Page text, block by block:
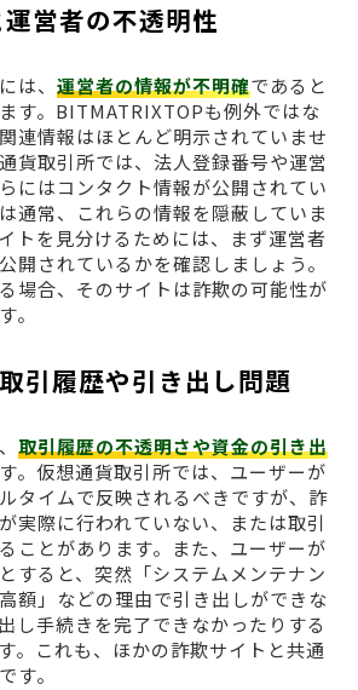
営者の不透明性
は、 運営者の情報が不明確であると
す。BITMATRIXTOPも例外ではな
連情報はほとんど明示されていませ
貨取引所では、法人登録番号や運営
にはコンタクト情報が公開されてい
通常、これらの情報を隠蔽していま
トを見分けるためには、まず運営者
開されているかを確認しましょう。
場合、そのサイトは詐欺の可能性が
。
引履歴や引き出し問題
取引履歴の不透明さや資金の引き出
。仮想通貨取引所では、ユーザーが
タイムで反映されるべきですが、詐
実際に行われていない、または取引
ことがあります。また、ユーザーが
すると、突然「システムメンテナン
額」などの理由で引き出しができな
し手続きを完了できなかったりする
。これも、ほかの詐欺サイトと共通
す。